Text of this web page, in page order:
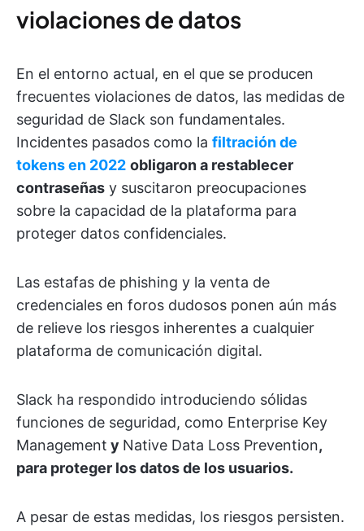
violaciones de datos
En el entorno actual, en el que se producen
frecuentes violaciones de datos, las medidas de
seguridad de Slack son fundamentales.
Incidentes pasados como la filtración de
tokens en 2022 obligaron a restablecer
contraseñas y suscitaron preocupaciones
sobre la capacidad de la plataforma para
proteger datos confidenciales.
Las estafas de phishing y la venta de
credenciales en foros dudosos ponen aún más
de relieve los riesgos inherentes a cualquier
plataforma de comunicación digital.
Slack ha respondido introduciendo sólidas
funciones de seguridad, como Enterprise Key
Management y Native Data Loss Prevention,
para proteger los datos de los usuarios.
A pesar de estas medidas, los riesgos persisten.